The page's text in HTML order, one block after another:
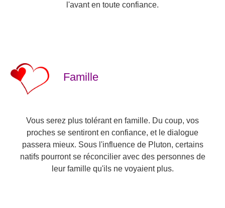
l'avant en toute confiance.
Famille
Vous serez plus tolérant en famille. Du coup, vos
proches se sentiront en confiance, et le dialogue
passera mieux. Sous l'influence de Pluton, certains
natifs pourront se réconcilier avec des personnes de
leur famille qu'ils ne voyaient plus.